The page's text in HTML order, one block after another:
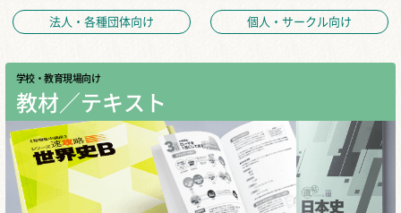
法人・各種団体向け 個人・サークル向け
学校・教育現場向け
教材／テキスト